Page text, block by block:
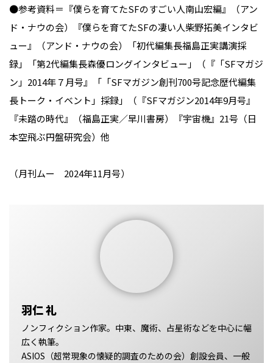
●参考資料＝『僕らを育てたSFのすごい人南山宏編』（アン
ド・ナウの会）『僕らを育てたSFの凄い人柴野拓美インタビ
ュー』（アンド・ナウの会）「初代編集長福島正実講演採
録」「第2代編集長森優ロングインタビュー」（『「SFマガジ
ン」2014年７月号』「「SFマガジン創刊700号記念歴代編集
長トーク・イベント」採録」（『SFマガジン2014年9月号』
『未踏の時代』（福島正実／早川書房）『宇宙機』21号（日
本空飛ぶ円盤研究会）他
（月刊ムー 2024年11月号）
羽仁 礼
ノンフィクション作家。中東、魔術、占星術などを中心に幅
広く執筆。
ASIOS（超常現象の懐疑的調査のための会）創設会員、一般